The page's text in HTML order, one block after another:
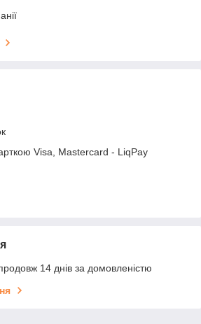
Visa, Mastercard - LiqPay
14 днів за домовленістю